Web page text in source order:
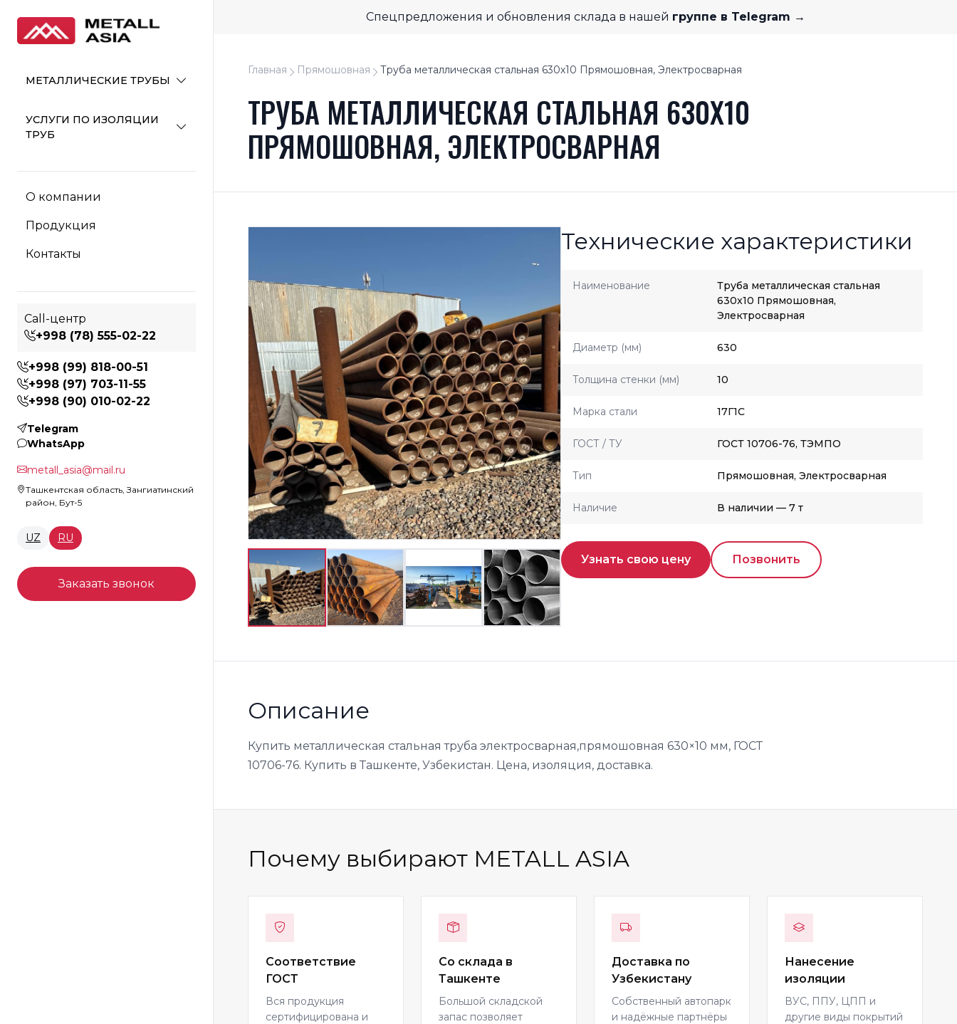
МЕТАЛЛИЧЕСКИЕ ТРУБЫ
УСЛУГИ ПО ИЗОЛЯЦИИ
ТРУБ
О компании
Продукция
Контакты
Call-центр
+998 (78) 555-02-22
+998 (99) 818-00-51
+998 (97) 703-11-55
+998 (90) 010-02-22
Telegram
WhatsApp
metall_asia@mail.ru
Ташкентская область, Зангиатинский
район, Бут-5
UZ RU
Заказать звонок
Спецпредложения и обновления склада в нашей группе в Telegram →
Главная Прямошовная Труба металлическая стальная 630x10 Прямошовная, Электросварная
ТРУБА МЕТАЛЛИЧЕСКАЯ СТАЛЬНАЯ 630X10
ПРЯМОШОВНАЯ, ЭЛЕКТРОСВАРНАЯ
Технические характеристики
Наименование
Труба металлическая стальная
630x10 Прямошовная,
Электросварная
Диаметр (мм) 630
Толщина стенки (мм) 10
Марка стали 17Г1С
ГОСТ / ТУ ГОСТ 10706-76, ТЭМПО
Тип Прямошовная, Электросварная
Наличие В наличии — 7 т
Узнать свою цену Позвонить
Описание
Купить металлическая стальная труба электросварная,прямошовная 630×10 мм, ГОСТ
10706-76. Купить в Ташкенте, Узбекистан. Цена, изоляция, доставка.
Почему выбирают METALL ASIA
Соответствие
ГОСТ
Вся продукция
сертифицирована и
Со склада в
Ташкенте
Большой складской
запас позволяет
Доставка по
Узбекистану
Собственный автопарк
и надёжные партнёры
Нанесение
изоляции
ВУС, ППУ, ЦПП и
другие виды покрытий